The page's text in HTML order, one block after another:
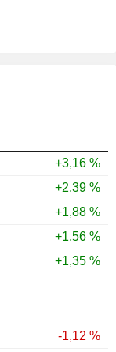
+3,16 %
+2,39 %
+1,88 %
+1,56 %
+1,35 %
-1,12 %